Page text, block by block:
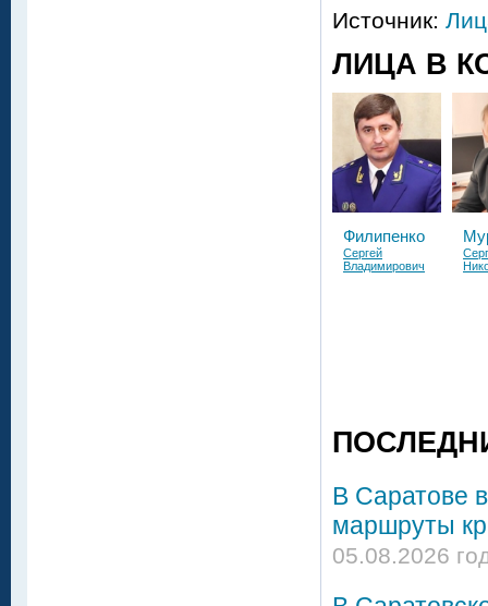
Источник:
ЛИЦА В
Филипенко
Сергей
Владимирович
В Саратове
маршруты
05.08.2026